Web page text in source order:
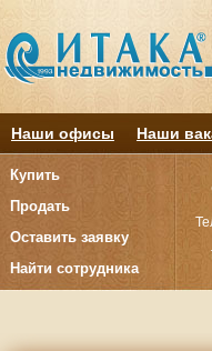
Наши офисы Наши
Купить
Продать
Оставить заявку
Найти сотрудника